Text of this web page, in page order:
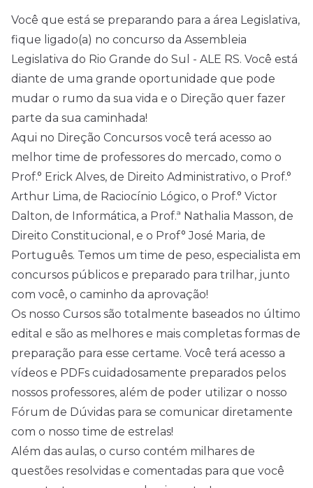
Você que está se preparando para a área Legislativa,
fique ligado(a) no concurso da Assembleia
Legislativa do Rio Grande do Sul - ALE RS. Você está
diante de uma grande oportunidade que pode
mudar o rumo da sua vida e o Direção quer fazer
parte da sua caminhada!
Aqui no Direção Concursos você terá acesso ao
melhor time de professores do mercado, como o
Prof.° Erick Alves, de Direito Administrativo, o Prof.°
Arthur Lima, de Raciocínio Lógico, o Prof.° Victor
Dalton, de Informática, a Prof.ª Nathalia Masson, de
Direito Constitucional, e o Prof° José Maria, de
Português. Temos um time de peso, especialista em
concursos públicos e preparado para trilhar, junto
com você, o caminho da aprovação!
Os nosso Cursos são totalmente baseados no último
edital e são as melhores e mais completas formas de
preparação para esse certame. Você terá acesso a
vídeos e PDFs cuidadosamente preparados pelos
nossos professores, além de poder utilizar o nosso
Fórum de Dúvidas para se comunicar diretamente
com o nosso time de estrelas!
Além das aulas, o curso contém milhares de
questões resolvidas e comentadas para que você